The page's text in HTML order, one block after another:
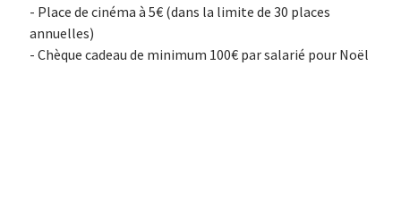
- Place de cinéma à 5€ (dans la limite de 30 places
annuelles)
- Chèque cadeau de minimum 100€ par salarié pour Noël